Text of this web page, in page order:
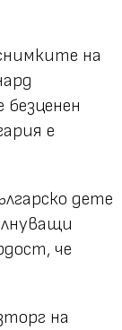
на
е
дете
че
на